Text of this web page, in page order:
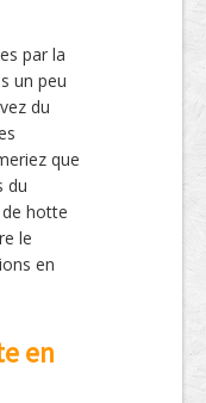
par la
un peu
du
que
du
hotte
le
en
en